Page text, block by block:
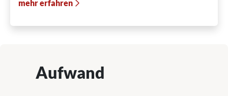
mehr erfahren
Aufwand